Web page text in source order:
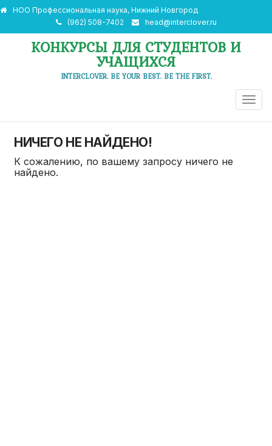
НОО Профессиональная наука, Нижний Новгород
(962) 508-7402
head@interclover.ru
КОНКУРСЫ ДЛЯ СТУДЕНТОВ И
УЧАЩИХСЯ
INTERCLOVER. BE YOUR BEST. BE THE FIRST.
НИЧЕГО НЕ НАЙДЕНО!
К сожалению, по вашему запросу ничего не
найдено.